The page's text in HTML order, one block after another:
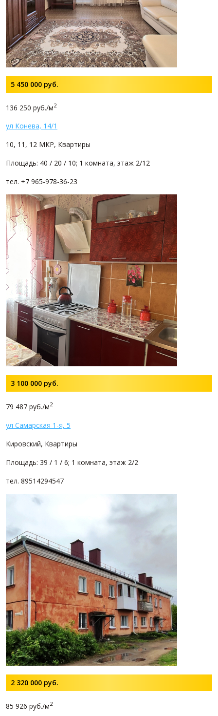
5 450 000 руб.
136 250 руб./м2
ул Конева, 14/1
10, 11, 12 МКР, Квартиры
Площадь: 40 / 20 / 10; 1 комната, этаж 2/12
тел. +7 965-978-36-23
3 100 000 руб.
79 487 руб./м2
ул Самарская 1-я, 5
Кировский, Квартиры
Площадь: 39 / 1 / 6; 1 комната, этаж 2/2
тел. 89514294547
2 320 000 руб.
85 926 руб./м2